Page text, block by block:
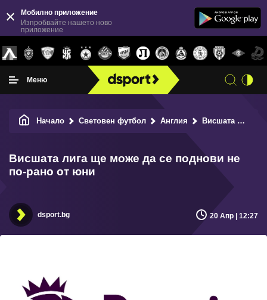
Мобилно приложение
Изпробвайте нашето ново
приложение
Меню
Начало Световен футбол Англия Висшата лига ще може да се поднови не по-рано от юни
Висшата лига ще може да се поднови не
по-рано от юни
dsport.bg 20 Апр | 12:27